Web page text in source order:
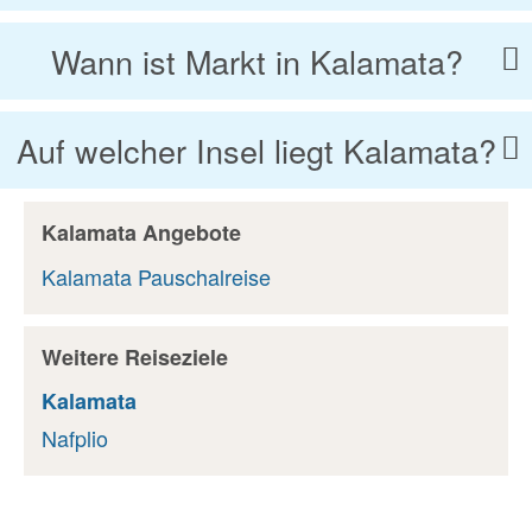
Wann ist Markt in Kalamata?
Auf welcher Insel liegt Kalamata?
Kalamata Angebote
Kalamata Pauschalreise
Weitere Reiseziele
Kalamata
Nafplio